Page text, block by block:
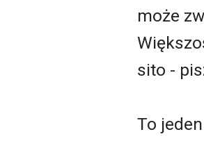
może
sito -
To